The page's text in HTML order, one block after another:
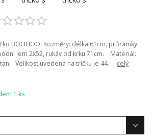
BOOHOO. Rozměry: délka 61cm, průramky
lem 2x52, rukáv od krku 71cm. Materiál:
Velikost uvedená na tričku je 44. celý
1 ks